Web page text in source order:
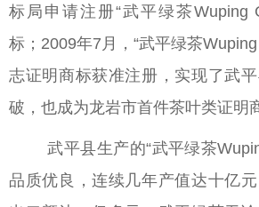
标局申请注册“武平绿茶Wuping
标；2009年7月，“武平绿茶
志证明商标获准注册，实现了武
破，也成为龙岩市首件茶叶类证明
武平县生产的“武平绿茶
品质优良，连续几年产值达十亿元